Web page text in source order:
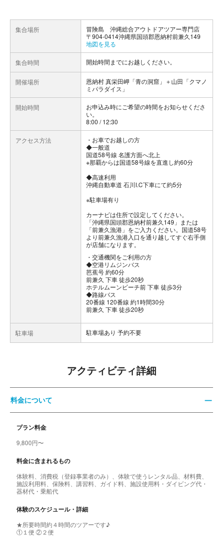
集合場所
冒険島 沖縄総合アウトドアツアー専門店
〒904-0414沖縄県国頭郡恩納村前兼久149
地図を見る
集合時間 開始時間までにお越しください。
開催場所
恩納村 真栄田岬「青の洞窟」＋山田「クマノ
ミパラダイス」
開始時間
お申込み時にご希望の時間をお知らせくださ
い。
8:00 / 12:30
アクセス方法
お車でお越しの方
◆一般道
国道58号線 名護方面へ北上
※那覇からは国道58号線を直進し約60分
◆高速利用
沖縄自動車道 石川I.C下車にて約5分
※駐車場有り
カーナビは住所で設定してください。
「沖縄県国頭郡恩納村前兼久149」または
「前兼久漁港」をご入力ください。国道58号
より前兼久漁港入口を通り越してすぐ右手側
が店舗になります。
交通機関をご利用の方
◆空港リムジンバス
芭蕉号 約60分
前兼久 下車 徒歩20秒
ホテルムーンビーチ前 下車 徒歩3分
◆路線バス
20番線 120番線 約1時間30分
前兼久 下車 徒歩20秒
駐車場 駐車場あり 予約不要
アクティビティ詳細
料金について
プラン料金
9,800円〜
料金に含まれるもの
体験料、消費税（登録事業者のみ）、体験で使うレンタル品、材料費、
施設利用料、保険料、講習料、ガイド料、施設使用料・ダイビング代・
器材代・乗船代
体験のスケジュール・詳細
★所要時間約４時間のツアーです♪
①１便 ②２便